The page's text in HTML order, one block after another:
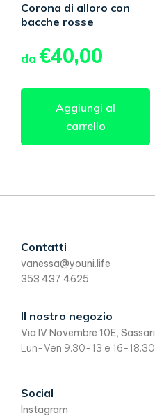
Corona di alloro con
bacche rosse
da €40,00
Aggiungi al
carrello
Footer
Contatti
vanessa@youni.life
353 437 4625
Il nostro negozio
Via IV Novembre 10E, Sassari
Lun-Ven 9.30-13 e 16-18.30
Social
Instagram